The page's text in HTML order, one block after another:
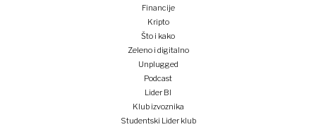
Financije
Kripto
Što i kako
Zeleno i digitalno
Unplugged
Podcast
Lider BI
Klub izvoznika
Studentski Lider klub